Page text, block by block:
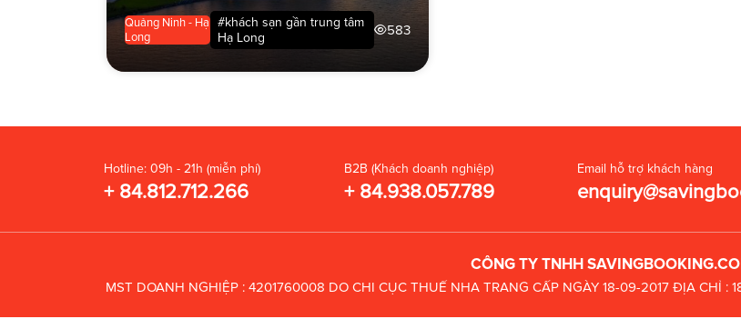
Quảng Ninh - Hạ
Long
#khách sạn gần trung tâm
Hạ Long
583
Hotline: 09h - 21h (miễn phí)
+ 84.812.712.266
B2B (Khách doanh nghiệp)
+ 84.938.057.789
Email hỗ trợ khách hàng
CÔNG TY TNHH
MST DOANH NGHIỆP : 4201760008 DO CHI CỤC THUẾ NHA TRANG CẤP NGÀY 18-09-2017 ĐỊA CHỈ :